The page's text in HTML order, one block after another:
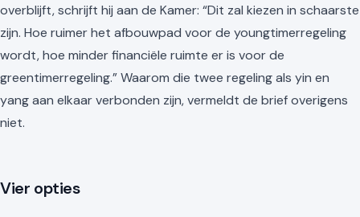
overblijft, schrijft hij aan de Kamer: “Dit zal kiezen in schaarste
zijn. Hoe ruimer het afbouwpad voor de youngtimerregeling
wordt, hoe minder financiële ruimte er is voor de
greentimerregeling.” Waarom die twee regeling als yin en
yang aan elkaar verbonden zijn, vermeldt de brief overigens
niet.
Vier opties